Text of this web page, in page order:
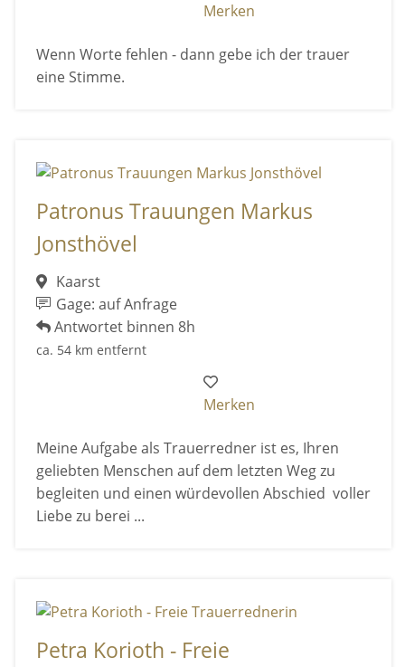
Merken
Wenn Worte fehlen - dann gebe ich der trauer
eine Stimme.
Patronus Trauungen Markus
Jonsthövel
Kaarst
Gage: auf Anfrage
Antwortet binnen 8h
ca. 54 km entfernt
Merken
Meine Aufgabe als Trauerredner ist es, Ihren
geliebten Menschen auf dem letzten Weg zu
begleiten und einen würdevollen Abschied voller
Liebe zu berei ...
Petra Korioth - Freie